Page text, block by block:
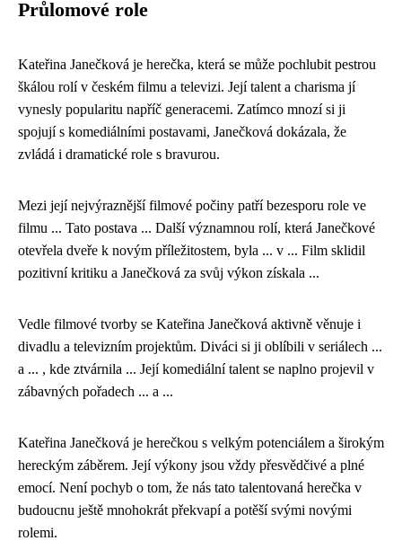
Průlomové role
Kateřina Janečková je herečka, která se může pochlubit pestrou
škálou rolí v českém filmu a televizi. Její talent a charisma jí
vynesly popularitu napříč generacemi. Zatímco mnozí si ji
spojují s komediálními postavami, Janečková dokázala, že
zvládá i dramatické role s bravurou.
Mezi její nejvýraznější filmové počiny patří bezesporu role ve
filmu ... Tato postava ... Další významnou rolí, která Janečkové
otevřela dveře k novým příležitostem, byla ... v ... Film sklidil
pozitivní kritiku a Janečková za svůj výkon získala ...
Vedle filmové tvorby se Kateřina Janečková aktivně věnuje i
divadlu a televizním projektům. Diváci si ji oblíbili v seriálech ...
a ... , kde ztvárnila ... Její komediální talent se naplno projevil v
zábavných pořadech ... a ...
Kateřina Janečková je herečkou s velkým potenciálem a širokým
hereckým záběrem. Její výkony jsou vždy přesvědčivé a plné
emocí. Není pochyb o tom, že nás tato talentovaná herečka v
budoucnu ještě mnohokrát překvapí a potěší svými novými
rolemi.